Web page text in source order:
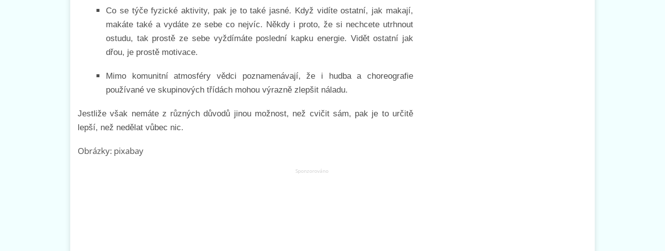
Co se týče fyzické aktivity, pak je to také jasné. Když vidíte ostatní, jak makají,
makáte také a vydáte ze sebe co nejvíc. Někdy i proto, že si nechcete utrhnout
ostudu, tak prostě ze sebe vyždímáte poslední kapku energie. Vidět ostatní jak
dřou, je prostě motivace.
Mimo komunitní atmosféry vědci poznamenávají, že i hudba a choreografie
používané ve skupinových třídách mohou výrazně zlepšit náladu.
Jestliže však nemáte z různých důvodů jinou možnost, než cvičit sám, pak je to určitě
lepší, než nedělat vůbec nic.
Obrázky: pixabay